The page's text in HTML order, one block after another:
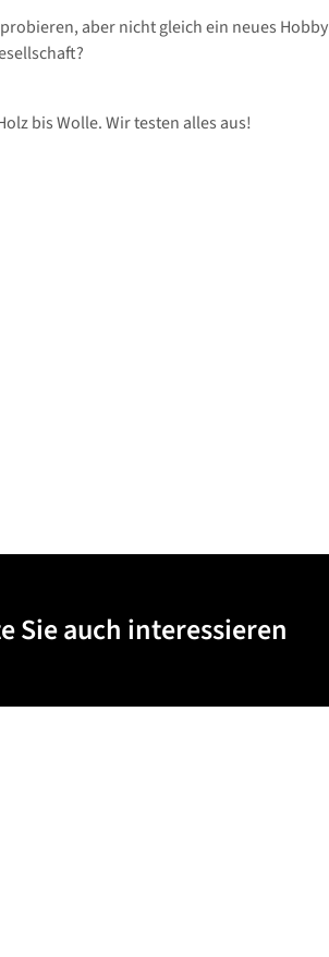
aber nicht gleich ein neues Hobby
bis Wolle. Wir testen alles aus!
Sie auch interessieren